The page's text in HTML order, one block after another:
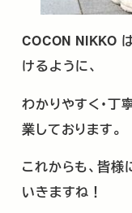
COCON NIKKO
けるように、
わかりやすく･丁
業しております。
これからも、皆
いきますね！